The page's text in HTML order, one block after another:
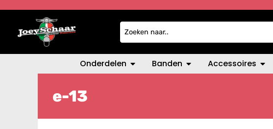
Onderdelen Banden Accessoires
e-13